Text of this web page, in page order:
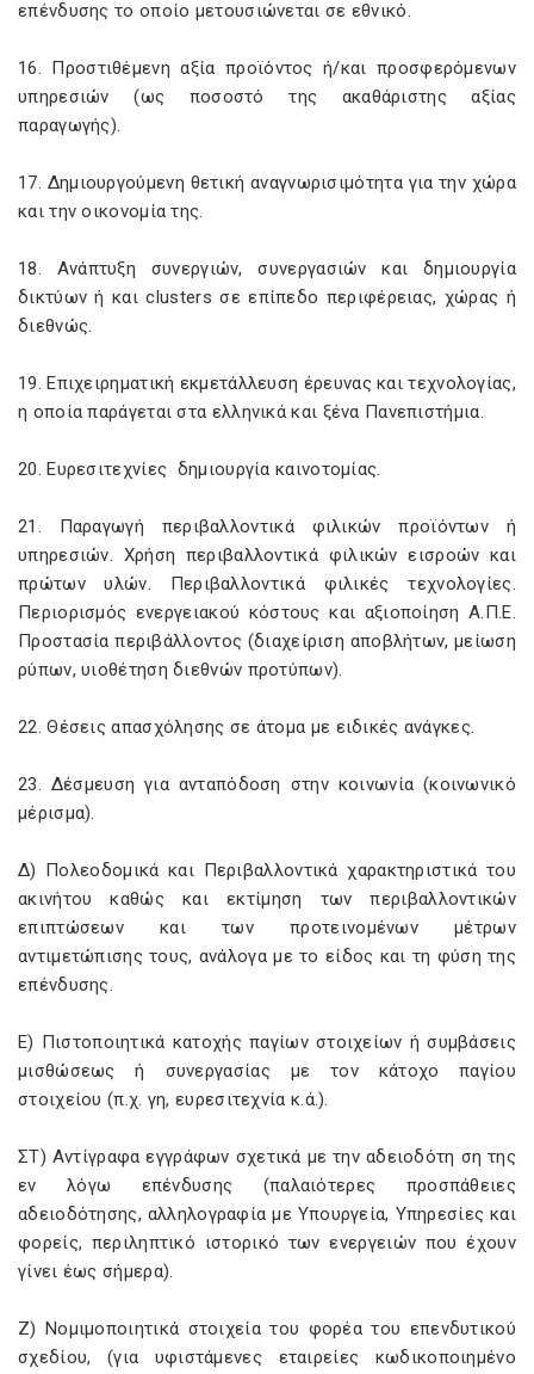
επένδυσης το οποίο μετουσιώνεται σε εθνικό.
16. Προστιθέμενη αξία προϊόντος ή/και προσφερόμενων
υπηρεσιών (ως ποσοστό της ακαθάριστης αξίας
παραγωγής).
17. Δημιουργούμενη θετική αναγνωρισιμότητα για την χώρα
και την οικονομία της.
18. Ανάπτυξη συνεργιών, συνεργασιών και δημιουργία
δικτύων ή και clusters σε επίπεδο περιφέρειας, χώρας ή
διεθνώς.
19. Επιχειρηματική εκμετάλλευση έρευνας και τεχνολογίας,
η οποία παράγεται στα ελληνικά και ξένα Πανεπιστήμια.
20. Ευρεσιτεχνίες δημιουργία καινοτομίας.
21. Παραγωγή περιβαλλοντικά φιλικών προϊόντων ή
υπηρεσιών. Χρήση περιβαλλοντικά φιλικών εισροών και
πρώτων υλών. Περιβαλλοντικά φιλικές τεχνολογίες.
Περιορισμός ενεργειακού κόστους και αξιοποίηση Α.Π.Ε.
Προστασία περιβάλλοντος (διαχείριση αποβλήτων, μείωση
ρύπων, υιοθέτηση διεθνών προτύπων).
22. Θέσεις απασχόλησης σε άτομα με ειδικές ανάγκες.
23. Δέσμευση για ανταπόδοση στην κοινωνία (κοινωνικό
μέρισμα).
Δ) Πολεοδομικά και Περιβαλλοντικά χαρακτηριστικά του
ακινήτου καθώς και εκτίμηση των περιβαλλοντικών
επιπτώσεων και των προτεινομένων μέτρων
αντιμετώπισης τους, ανάλογα με το είδος και τη φύση της
επένδυσης.
Ε) Πιστοποιητικά κατοχής παγίων στοιχείων ή συμβάσεις
μισθώσεως ή συνεργασίας με τον κάτοχο παγίου
στοιχείου (π.χ. γη, ευρεσιτεχνία κ.ά.).
ΣΤ) Αντίγραφα εγγράφων σχετικά με την αδειοδότη ση της
εν λόγω επένδυσης (παλαιότερες προσπάθειες
αδειοδότησης, αλληλογραφία με Υπουργεία, Υπηρεσίες και
φορείς, περιληπτικό ιστορικό των ενεργειών που έχουν
γίνει έως σήμερα).
Ζ) Νομιμοποιητικά στοιχεία του φορέα του επενδυτικού
σχεδίου, (για υφιστάμενες εταιρείες κωδικοποιημένο